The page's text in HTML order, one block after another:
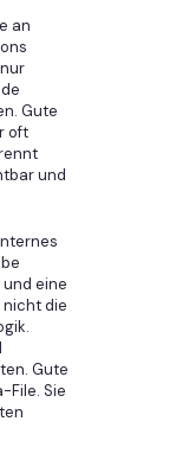
an
Gute
oft
und
eine
nicht die
Gute
File. Sie